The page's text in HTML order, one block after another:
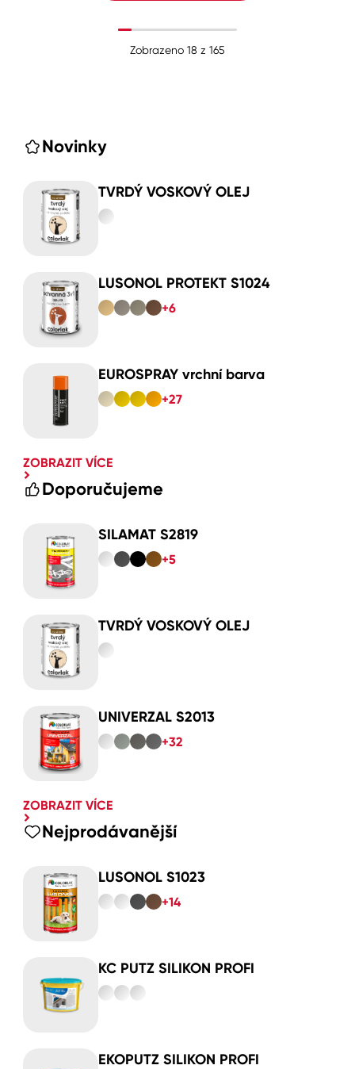
Zobrazeno 18 z 165
Novinky
TVRDÝ VOSKOVÝ OLEJ
LUSONOL PROTEKT S1024
+6
EUROSPRAY vrchní barva
+27
ZOBRAZIT VÍCE
Doporučujeme
SILAMAT S2819
+5
TVRDÝ VOSKOVÝ OLEJ
UNIVERZAL S2013
+32
ZOBRAZIT VÍCE
Nejprodávanější
LUSONOL S1023
+14
KC PUTZ SILIKON PROFI
EKOPUTZ SILIKON PROFI